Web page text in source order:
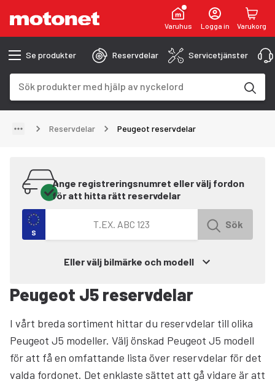
Varuhus Logga in Varukorg
Se produkter Reservdelar Servicetjänster
Reservdelar Peugeot reservdelar
Ange registreringsnumret eller välj fordon
för att hitta rätt reservdelar
S
Sök efter fordon med registreringsnummer
Sök
Eller välj bilmärke och modell
Peugeot J5 reservdelar
I vårt breda sortiment hittar du reservdelar till olika
Peugeot J5 modeller. Välj önskad Peugeot J5 modell
för att få en omfattande lista över reservdelar för det
valda fordonet. Det enklaste sättet att gå vidare är att